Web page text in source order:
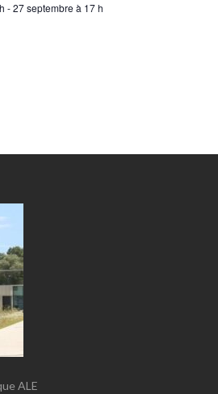
-27 septembre à 17 h
ALE